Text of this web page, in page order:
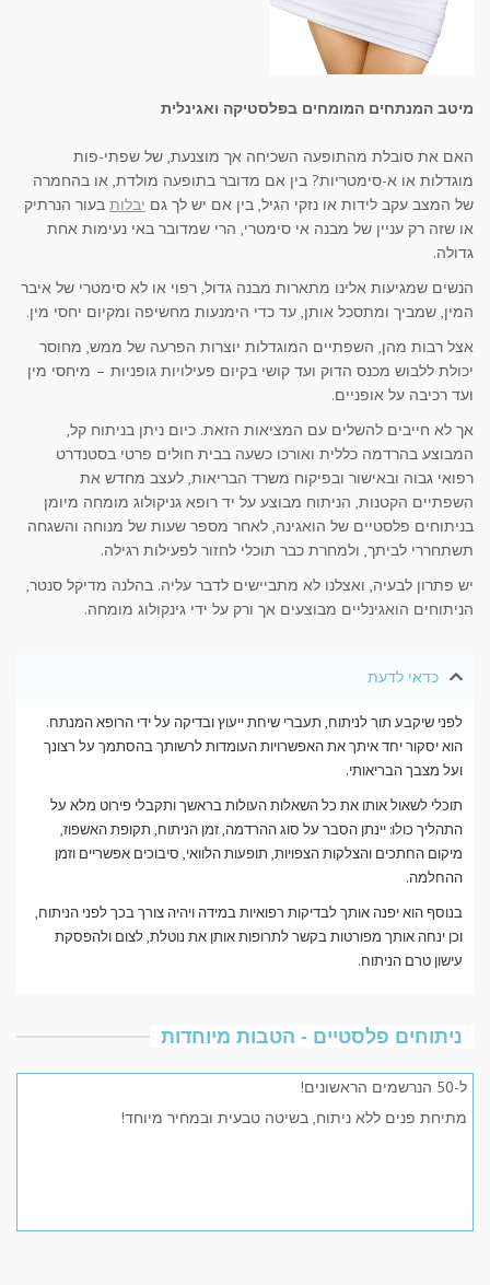
מיטב המנתחים המומחים בפלסטיקה ואגינלית
האם את סובלת מהתופעה השכיחה אך מוצנעת, של שפתי-פות
מוגדלות או א-סימטריות? בין אם מדובר בתופעה מולדת, או בהחמרה
של המצב עקב לידות או נזקי הגיל, בין אם יש לך גם יבלות בעור הנרתיק
או שזה רק עניין של מבנה אי סימטרי, הרי שמדובר באי נעימות אחת
גדולה.
הנשים שמגיעות אלינו מתארות מבנה גדול, רפוי או לא סימטרי של איבר
המין, שמביך ומתסכל אותן, עד כדי הימנעות מחשיפה ומקיום יחסי מין.
אצל רבות מהן, השפתיים המוגדלות יוצרות הפרעה של ממש, מחוסר
יכולת ללבוש מכנס הדוק ועד קושי בקיום פעילויות גופניות – מיחסי מין
ועד רכיבה על אופניים.
אך לא חייבים להשלים עם המציאות הזאת. כיום ניתן בניתוח קל,
המבוצע בהרדמה כללית ואורכו כשעה בבית חולים פרטי בסטנדרט
רפואי גבוה ובאישור ובפיקוח משרד הבריאות, לעצב מחדש את
השפתיים הקטנות, הניתוח מבוצע על יד רופא גניקולוג מומחה מיומן
בניתוחים פלסטיים של הואגינה, לאחר מספר שעות של מנוחה והשגחה
תשתחררי לביתך, ולמחרת כבר תוכלי לחזור לפעילות רגילה.
יש פתרון לבעיה, ואצלנו לא מתביישים לדבר עליה. בהלנה מדיקל סנטר,
הניתוחים הואגינליים מבוצעים אך ורק על ידי גינקולוג מומחה.
כדאי לדעת
לפני שיקבע תור לניתוח, תעברי שיחת ייעוץ ובדיקה על ידי הרופא המנתח.
הוא יסקור יחד איתך את האפשרויות העומדות לרשותך בהסתמך על רצונך
ועל מצבך הבריאותי.
תוכלי לשאול אותו את כל השאלות העולות בראשך ותקבלי פירוט מלא על
התהליך כולו: יינתן הסבר על סוג ההרדמה, זמן הניתוח, תקופת האשפוז,
מיקום החתכים והצלקות הצפויות, תופעות הלוואי, סיבוכים אפשריים וזמן
ההחלמה.
בנוסף הוא יפנה אותך לבדיקות רפואיות במידה ויהיה צורך בכך לפני הניתוח,
וכן ינחה אותך מפורטות בקשר לתרופות אותן את נוטלת, לצום ולהפסקת
עישון טרם הניתוח.
ניתוחים פלסטיים - הטבות מיוחדות
ל-50 הנרשמים הראשונים!
מתיחת פנים ללא ניתוח, בשיטה טבעית ובמחיר מיוחד!